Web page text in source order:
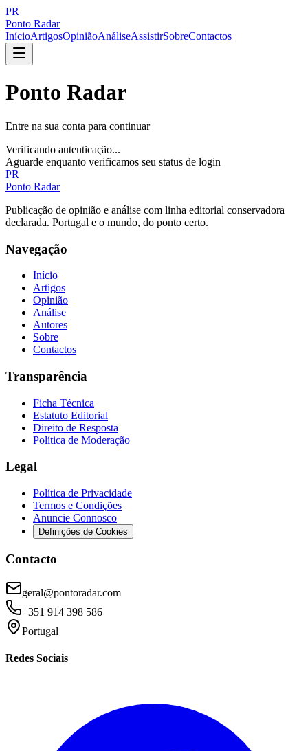
PR
Ponto Radar
InícioArtigosOpiniãoAnáliseAssistirSobreContactos
Ponto Radar
Entre na sua conta para continuar
Verificando autenticação...
Aguarde enquanto verificamos seu status de login
PR
Ponto Radar
Publicação de opinião e análise com linha editorial conservadora
declarada. Portugal e o mundo, do ponto certo.
Navegação
Início
Artigos
Opinião
Análise
Autores
Sobre
Contactos
Transparência
Ficha Técnica
Estatuto Editorial
Direito de Resposta
Política de Moderação
Legal
Política de Privacidade
Termos e Condições
Anuncie Connosco
Definições de Cookies
Contacto
geral@pontoradar.com
+351 914 398 586
Portugal
Redes Sociais